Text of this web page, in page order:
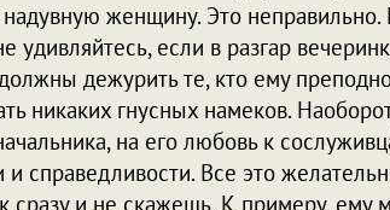
женщину. Это неправильно.
удивляйтесь, если в разгар
дежурить те, кто ему
никаких гнусных намеков.
на его любовь к
и справедливости. Все это
сразу и не скажешь. К примеру, ему